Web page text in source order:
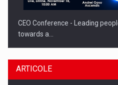
CEO Conference - Leading
towards a…
ARTICOLE